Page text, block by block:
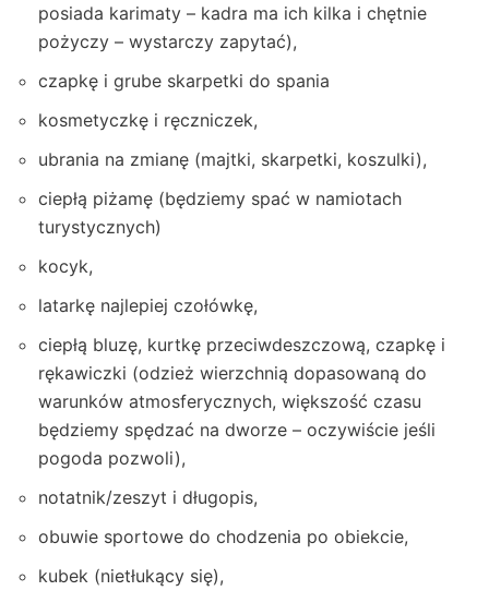
posiada karimaty – kadra ma ich kilka i chętnie
pożyczy – wystarczy zapytać),
czapkę i grube skarpetki do spania
kosmetyczkę i ręczniczek,
ubrania na zmianę (majtki, skarpetki, koszulki),
ciepłą piżamę (będziemy spać w namiotach
turystycznych)
kocyk,
latarkę najlepiej czołówkę,
ciepłą bluzę, kurtkę przeciwdeszczową, czapkę i
rękawiczki (odzież wierzchnią dopasowaną do
warunków atmosferycznych, większość czasu
będziemy spędzać na dworze – oczywiście jeśli
pogoda pozwoli),
notatnik/zeszyt i długopis,
obuwie sportowe do chodzenia po obiekcie,
kubek (nietłukący się),